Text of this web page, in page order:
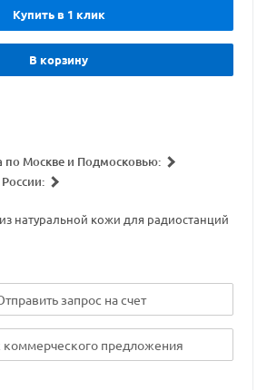
Купить в 1 клик
В корзину
по Москве и Подмосковью:
натуральной кожи для радиостанций
запрос на счет
коммерческого предложения